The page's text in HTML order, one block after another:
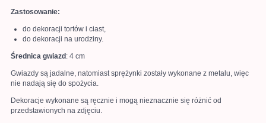
Zastosowanie:
do dekoracji tortów i ciast,
do dekoracji na urodziny.
Średnica gwiazd : 4 cm
Gwiazdy są jadalne, natomiast sprężynki zostały wykonane z metalu, więc
nie nadają się do spożycia.
Dekoracje wykonane są ręcznie i mogą nieznacznie się różnić od
przedstawionych na zdjęciu.